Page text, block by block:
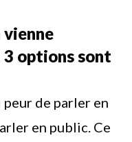
vienne
options sont
peur de parler en
en public. Ce